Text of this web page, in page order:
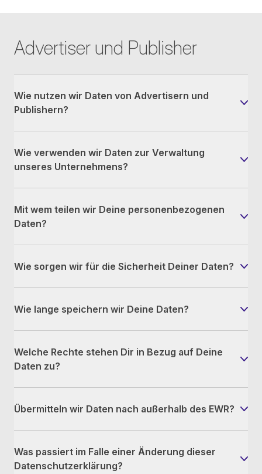
Advertiser und Publisher
Wie nutzen wir Daten von Advertisern und
Publishern?
Wie verwenden wir Daten zur Verwaltung
unseres Unternehmens?
Mit wem teilen wir Deine personenbezogenen
Daten?
Wie sorgen wir für die Sicherheit Deiner Daten?
Wie lange speichern wir Deine Daten?
Welche Rechte stehen Dir in Bezug auf Deine
Daten zu?
Übermitteln wir Daten nach außerhalb des EWR?
Was passiert im Falle einer Änderung dieser
Datenschutzerklärung?